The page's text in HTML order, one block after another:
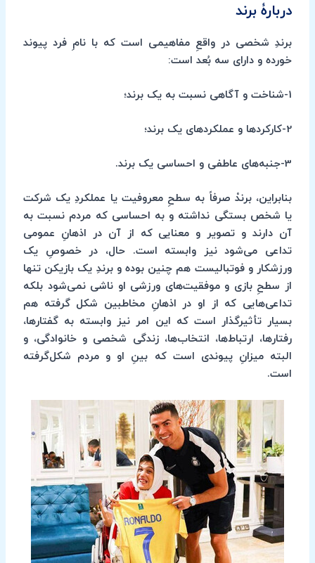
دربارۀ برند
برندِ شخصی در واقعِ مفاهیمی است که با نامِ فرد پیوند
خورده و دارای سه بُعد است:
1-شناخت و آگاهی‌ نسبت به یک برند؛
2-کارکردها و عملکردهای یک برند؛
3-جنبه‌های عاطفی و احساسی یک برند.
بنابراین، برندْ صرفاً به سطحِ معروفیت یا عملکردِ یک شرکت
یا شخص بستگی نداشته و به احساسی که مردم نسبت به
آن دارند و تصویر و معنایی که از آن در اذهانِ عمومی
تداعی می‌شود نیز وابسته است. حال، در خصوصِ یک
ورزشکار و فوتبالیست هم چنین بوده و برندِ یک بازیکن تنها
از سطحِ بازی و موفقیت‌های ورزشی او ناشی نمی‌شود بلکه
تداعی‌هایی که از او در اذهانِ مخاطبین شکل گرفته هم
بسیار تأثیرگذار است که این امر نیز وابسته به گفتارها،
رفتارها، ارتباط‌ها، انتخاب‌ها، زندگی شخصی و خانوادگی، و
البته میزانِ پیوندی است که بینِ او و مردم شکل‌گرفته
است.